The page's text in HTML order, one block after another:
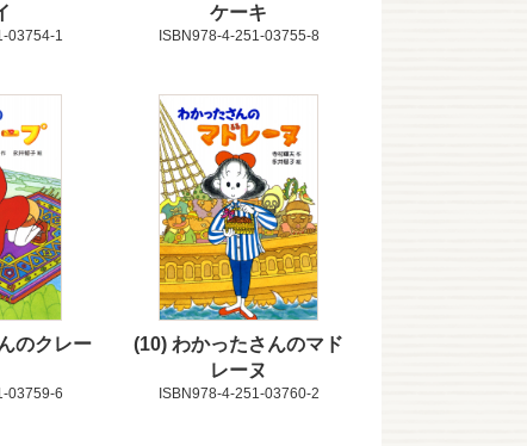
03754-1
ケーキ
ISBN978-4-251-03755-8
のクレー
03759-6
10 わかったさんのマド
レーヌ
ISBN978-4-251-03760-2